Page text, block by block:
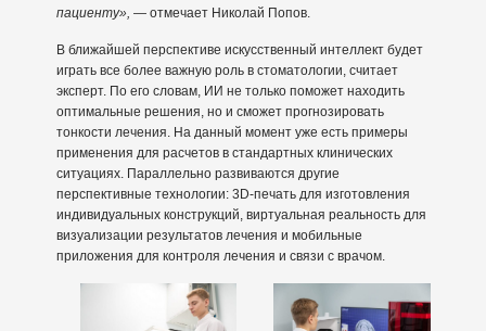
пациенту», — отмечает Николай Попов.
В ближайшей перспективе искусственный интеллект будет
играть все более важную роль в стоматологии, считает
эксперт. По его словам, ИИ не только поможет находить
оптимальные решения, но и сможет прогнозировать
тонкости лечения. На данный момент уже есть примеры
применения для расчетов в стандартных клинических
ситуациях. Параллельно развиваются другие
перспективные технологии: 3D-печать для изготовления
индивидуальных конструкций, виртуальная реальность для
визуализации результатов лечения и мобильные
приложения для контроля лечения и связи с врачом.